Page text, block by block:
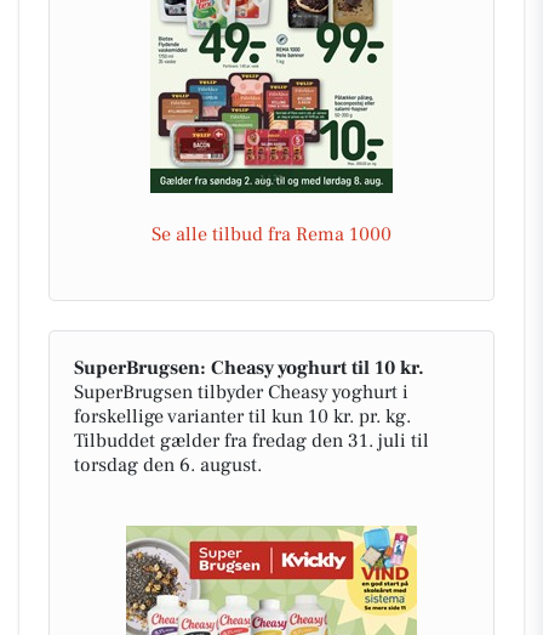
Se alle tilbud fra Rema 1000
SuperBrugsen: Cheasy yoghurt til 10 kr.
SuperBrugsen tilbyder Cheasy yoghurt i
forskellige varianter til kun 10 kr. pr. kg.
Tilbuddet gælder fra fredag den 31. juli til
torsdag den 6. august.